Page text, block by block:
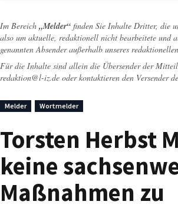
Im Bereich „Melder“ finden Sie Inhalte Dritter, die
also um aktuelle, redaktionell nicht bearbeitete und
genannten Absender außerhalb unseres
Für die Inhalte sind allein die Übersender der
redaktion@l-iz.de oder kontaktieren den Versender
Melder Wortmelder
Torsten Herbst
keine
Maßnahmen zu